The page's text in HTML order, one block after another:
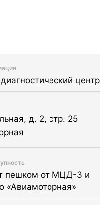
центр
д. 2, стр. 25
пешком от МЦД-3 и
«Авиамоторная»